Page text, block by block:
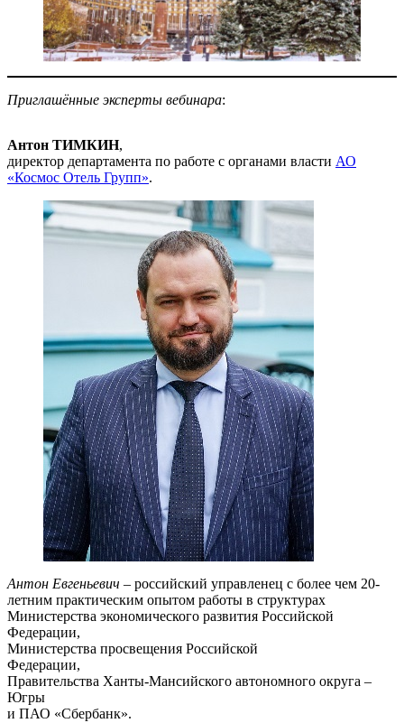
Приглашённые эксперты вебинара:
Антон ТИМКИН,
директор департамента по работе с органами власти АО
«Космос Отель Групп».
Антон Евгеньевич – российский управленец с более чем 20-
летним практическим опытом работы в структурах
Министерства экономического развития Российской
Федерации,
Министерства просвещения Российской
Федерации,
Правительства Ханты-Мансийского автономного округа –
Югры
и ПАО «Сбербанк».